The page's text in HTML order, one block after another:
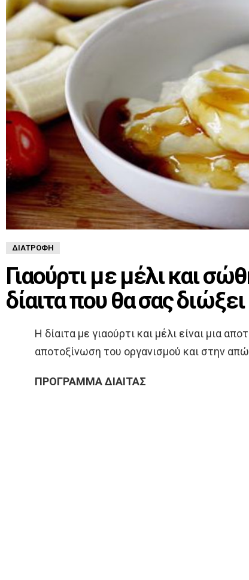
ΔΙΑΤΡΟΦΉ
Γιαούρτι με μέλι και
δίαιτα που θα σας
Η δίαιτα με γιαούρτι και μέλι είναι μια
αποτοξίνωση του οργανισμού και στην
ΠΡΟΓΡΑΜΜΑ ΔΙΑΙΤΑΣ